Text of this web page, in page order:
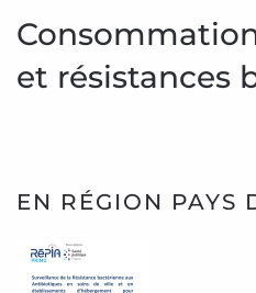
et résistances
EN RÉGION PAYS